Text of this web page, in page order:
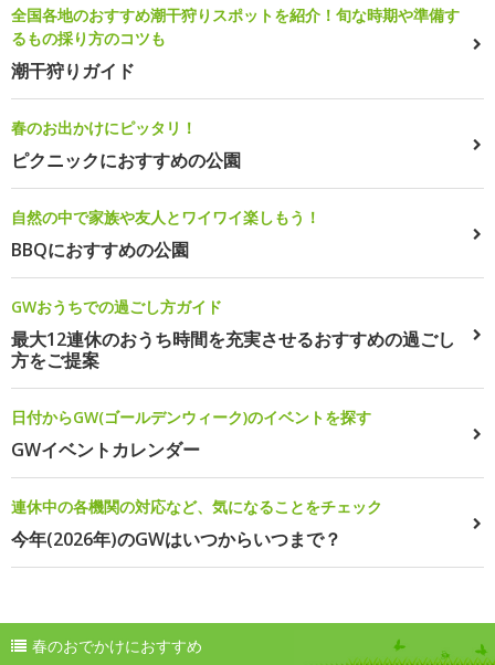
全国各地のおすすめ潮干狩りスポットを紹介！旬な時期や準備す
るもの採り方のコツも
潮干狩りガイド
春のお出かけにピッタリ！
ピクニックにおすすめの公園
自然の中で家族や友人とワイワイ楽しもう！
BBQにおすすめの公園
GWおうちでの過ごし方ガイド
最大12連休のおうち時間を充実させるおすすめの過ごし
方をご提案
日付からGW(ゴールデンウィーク)のイベントを探す
GWイベントカレンダー
連休中の各機関の対応など、気になることをチェック
今年(2026年)のGWはいつからいつまで？
春のおでかけにおすすめ